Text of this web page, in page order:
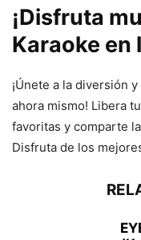
¡Disfruta
Karaoke en
¡Únete a la diversión
ahora mismo! Libera
favoritas y comparte
Disfruta de los